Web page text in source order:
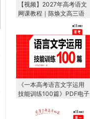
【视频】2027年高考语文
网课教程｜陈焕文高三语
文一轮复习暑假班视频教
《一本高考语言文字运用
技能训练100篇》PDF电子